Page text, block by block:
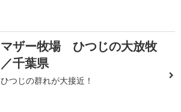
マザー牧場 ひつじの大放牧
／千葉県
ひつじの群れが大接近！